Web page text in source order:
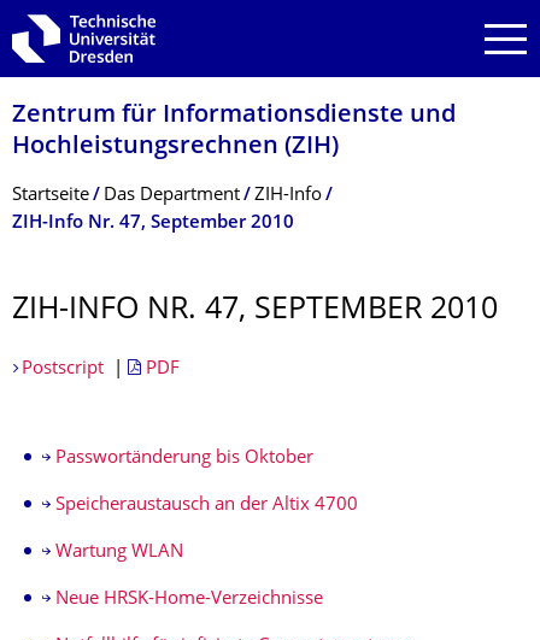
Zur Hauptnavigation springen
Zur Suche springen
Zum Inhalt springen
Zentrum für Informations­dienste und
Hochleistungs­rechnen (ZIH)
Breadcrumb-Menü
Startseite Das Department
ZIH-Info
ZIH-Info Nr. 47, September 2010
ZIH-INFO NR. 47, SEPTEMBER 2010
Postscript| PDF
Passwortänderung bis Oktober
Speicheraustausch an der Altix 4700
Wartung WLAN
Neue HRSK-Home-Verzeichnisse